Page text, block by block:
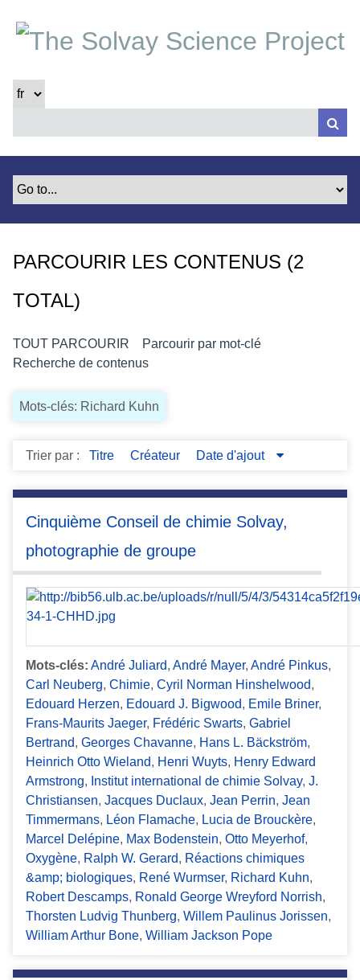
t
PARCOURIR LES CONTENUS (2
TOTAL)
TOUT PARCOURIR
Parcourir par mot-clé
Recherche de contenus
Mots-clés: Richard Kuhn
Trier par : Titre Créateur Date d'ajout
Cinquième Conseil de chimie Solvay,
photographie de groupe
Mots-clés: André Juliard, André Mayer, André Pinkus,
Carl Neuberg, Chimie, Cyril Norman Hinshelwood,
Edouard Herzen, Edouard J. Bigwood, Emile Briner,
Frans-Maurits Jaeger, Frédéric Swarts, Gabriel
Bertrand, Georges Chavanne, Hans L. Bäckström,
Heinrich Otto Wieland, Henri Wuyts, Henry Edward
Armstrong, Institut international de chimie Solvay, J.
Christiansen, Jacques Duclaux, Jean Perrin, Jean
Timmermans, Léon Flamache, Lucia de Brouckère,
Marcel Delépine, Max Bodenstein, Otto Meyerhof,
Oxygène, Ralph W. Gerard, Réactions chimiques
&amp; biologiques, René Wurmser, Richard Kuhn,
Robert Descamps, Ronald George Wreyford Norrish,
Thorsten Ludvig Thunberg, Willem Paulinus Jorissen,
William Arthur Bone, William Jackson Pope